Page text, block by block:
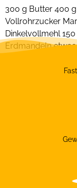
300 g Butter 400
Vollrohrzucker
Dinkelvollmehl
Erdmandeln